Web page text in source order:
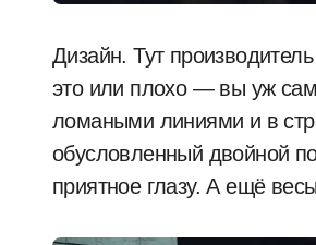
Дизайн. Тут
это или плохо — вы уж
ломаными линиями и в
обусловленный двойной
приятное глазу. А ещё